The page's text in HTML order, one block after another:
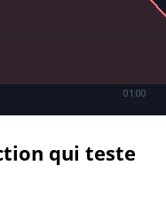
qui teste